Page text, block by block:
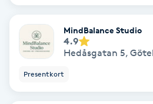
Pedikyr
Pensionärklippning
Permanent
MindBalance Studio
4.9
Hedåsgatan 5,
Presentkort